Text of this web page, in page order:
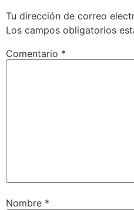
Tu dirección de correo
Los campos obligatorios
Comentario *
Nombre *